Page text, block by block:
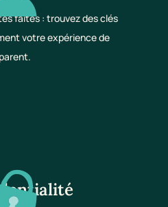
faites : trouvez des clés
votre expérience de
parent.